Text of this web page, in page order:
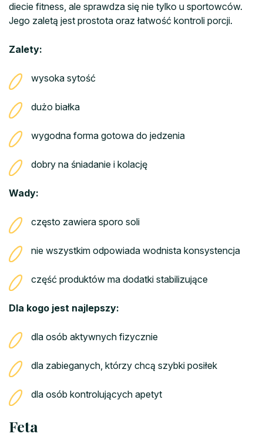
diecie fitness, ale sprawdza się nie tylko u sportowców.
Jego zaletą jest prostota oraz łatwość kontroli porcji.
Zalety:
wysoka sytość
dużo białka
wygodna forma gotowa do jedzenia
dobry na śniadanie i kolację
Wady:
często zawiera sporo soli
nie wszystkim odpowiada wodnista konsystencja
część produktów ma dodatki stabilizujące
Dla kogo jest najlepszy:
dla osób aktywnych fizycznie
dla zabieganych, którzy chcą szybki posiłek
dla osób kontrolujących apetyt
Feta